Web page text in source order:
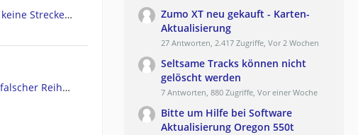
Garmin Edge 830 lädt keine Strecken mehr von Komoot
GPX-Daten werden in falscher Reihenfolge importiert
Zumo XT neu gekauft - Karten-
Aktualisierung
27 Antworten, 2.417 Zugriffe, Vor 2 Wochen
Seltsame Tracks können nicht
gelöscht werden
7 Antworten, 880 Zugriffe, Vor einer Woche
Bitte um Hilfe bei Software
Aktualisierung Oregon 550t